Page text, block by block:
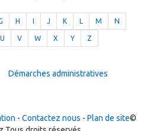
H J K L M N
U V W X Y Z
Démarches administratives
- Contactez nous - Plan de site©